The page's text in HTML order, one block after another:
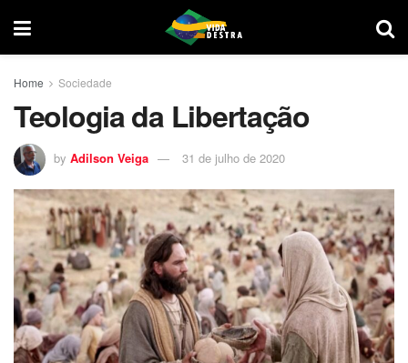
Home Sociedade
Teologia da Libertação
by Adilson Veiga 31 de julho de 2020